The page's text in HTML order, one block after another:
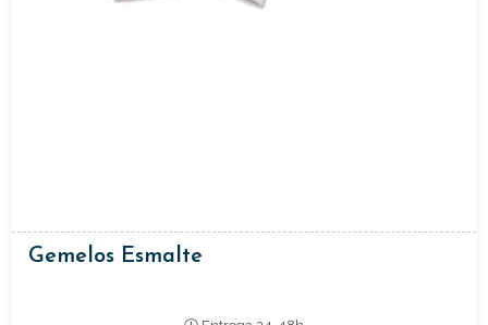
Gemelos Esmalte